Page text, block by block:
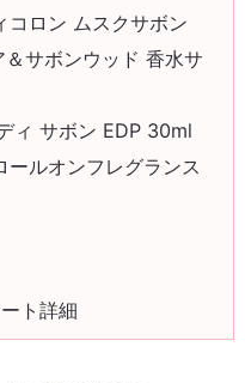
コロン ムスクサボン
＆サボンウッド 香水サ
ィ サボン EDP 30ml
ールオンフレグランス
ト詳細